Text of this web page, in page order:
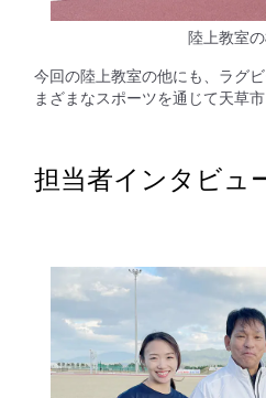
陸上教室
今回の陸上教室の他にも、ラグ
まざまなスポーツを通じて天草
担当者インタビュ